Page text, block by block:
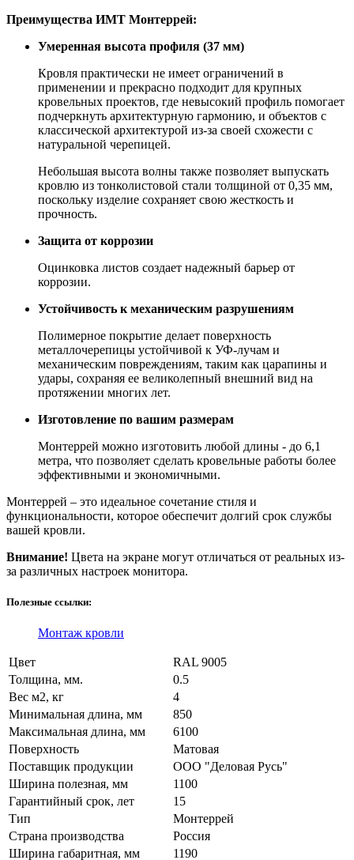
Преимущества ИМТ Монтеррей:
Умеренная высота профиля (37 мм)
Кровля практически не имеет ограничений в
применении и прекрасно подходит для крупных
кровельных проектов, где невысокий профиль помогает
подчеркнуть архитектурную гармонию, и объектов с
классической архитектурой из-за своей схожести с
натуральной черепицей.
Небольшая высота волны также позволяет выпускать
кровлю из тонколистовой стали толщиной от 0,35 мм,
поскольку изделие сохраняет свою жесткость и
прочность.
Защита от коррозии
Оцинковка листов создает надежный барьер от
коррозии.
Устойчивость к механическим разрушениям
Полимерное покрытие делает поверхность
металлочерепицы устойчивой к УФ-лучам и
механическим повреждениям, таким как царапины и
удары, сохраняя ее великолепный внешний вид на
протяжении многих лет.
Изготовление по вашим размерам
Монтеррей можно изготовить любой длины - до 6,1
метра, что позволяет сделать кровельные работы более
эффективными и экономичными.
Монтеррей – это идеальное сочетание стиля и
функциональности, которое обеспечит долгий срок службы
вашей кровли.
Внимание! Цвета на экране могут отличаться от реальных из-
за различных настроек монитора.
Полезные ссылки:
Монтаж кровли
Цвет
RAL 9005
Толщина, мм.
0.5
Вес м2, кг
4
Минимальная длина, мм
850
Максимальная длина, мм
6100
Поверхность
Матовая
Поставщик продукции
ООО "Деловая Русь"
Ширина полезная, мм
1100
Гарантийный срок, лет
15
Тип
Монтеррей
Страна производства
Россия
Ширина габаритная, мм
1190